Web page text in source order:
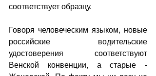
соответствует образцу.
Говоря человеческим языком, новые
российские водительские
удостоверения соответствуют
Венской конвенции, а старые -